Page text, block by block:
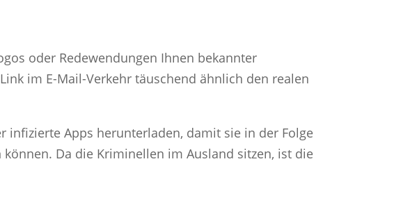
oder Redewendungen Ihnen bekannter
im E-Mail-Verkehr täuschend ähnlich den realen
infizierte Apps herunterladen, damit sie in der Folge
Da die Kriminellen im Ausland sitzen, ist die